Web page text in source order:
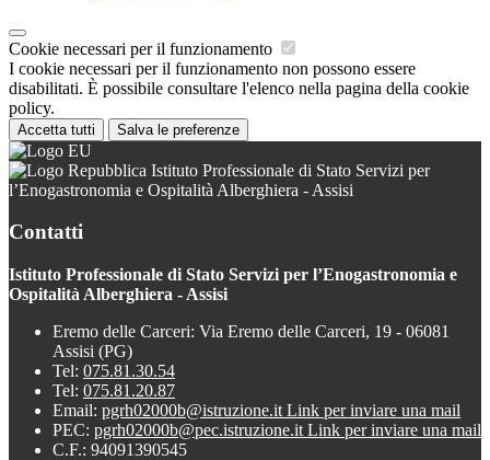
Cookie necessari per il funzionamento
I cookie necessari per il funzionamento non possono essere
disabilitati. È possibile consultare l'elenco nella pagina della cookie
policy.
Accetta tutti Salva le preferenze
Istituto Professionale di Stato Servizi per
l’Enogastronomia e Ospitalità Alberghiera - Assisi
Contatti
Istituto Professionale di Stato Servizi per l’Enogastronomia e
Ospitalità Alberghiera - Assisi
Eremo delle Carceri: Via Eremo delle Carceri, 19 - 06081
Assisi (PG)
Tel: 075.81.30.54
Tel: 075.81.20.87
Email: pgrh02000b@istruzione.it Link per inviare una mail
PEC: pgrh02000b@pec.istruzione.it Link per inviare una mail
C.F.: 94091390545